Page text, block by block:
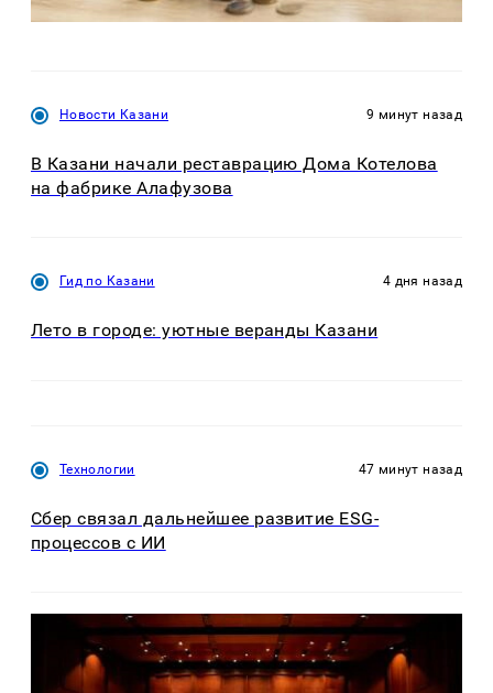
Новости Казани 9 минут назад
В Казани начали реставрацию Дома Котелова
на фабрике Алафузова
Гид по Казани 4 дня назад
Лето в городе: уютные веранды Казани
Технологии 47 минут назад
Сбер связал дальнейшее развитие ESG-
процессов с ИИ